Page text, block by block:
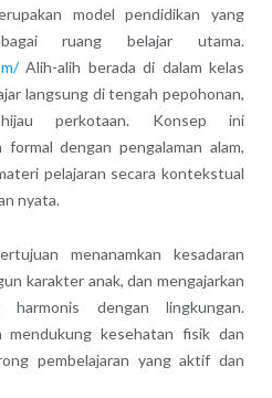
model pendidikan yang
ruang belajar utama.
Alih-alih berada di dalam kelas
langsung di tengah pepohonan,
perkotaan. Konsep ini
dengan pengalaman alam,
pelajaran secara kontekstual
nyata.
menanamkan kesadaran
karakter anak, dan mengajarkan
dengan lingkungan.
mendukung kesehatan fisik dan
pembelajaran yang aktif dan